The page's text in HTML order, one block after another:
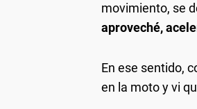
movimiento, se
aproveché,
En ese sentido,
en la moto y vi